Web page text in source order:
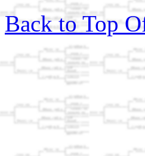
Back to Top